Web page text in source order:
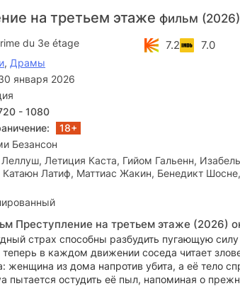
на третьем этаже фильм
du 3e étage 7.2 7.0
, Драмы
января 2026
- 1080
18+
Безансон
Летиция Каста, Гийом Гальенн,
Латиф, Маттиас Жакин, Бенедикт
Преступление на третьем этаже (2026)
страх способны разбудить пугающую
теперь в каждом движении соседа читает
женщина из дома напротив убита, а её тело
пытается остудить её пыл, напоминая о